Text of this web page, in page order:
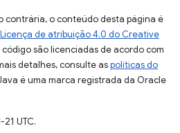
contrária, o conteúdo desta página é
Licença de atribuição 4.0 do Creative
código são licenciadas de acordo com
detalhes, consulte aspolíticas do
é uma marca registrada da Oracle
UTC.